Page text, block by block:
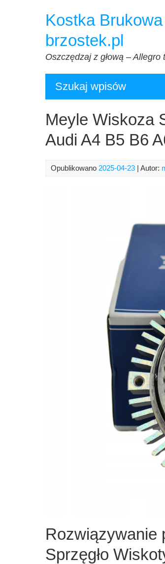
Kostka
brzostek.pl
Oszczędzaj z głową – Allegro
Szukaj wpisów
Meyle Wiskoza
Audi A4 B5 B6
Opublikowano 2025-04-23 | Autor:
Rozwiązywanie
Sprzęgło